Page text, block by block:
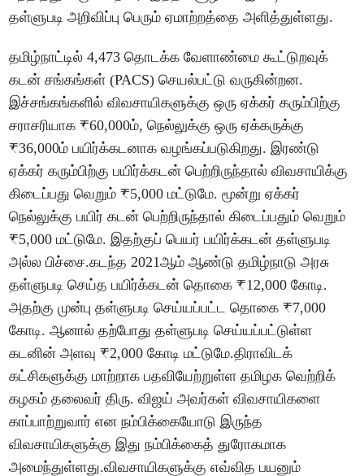
தள்ளுபடி அறிவிப்பு பெரும் ஏமாற்றத்தை அளித்துள்ளது.
தமிழ்நாட்டில் 4,473 தொடக்க வேளாண்மை கூட்டுறவுக்
கடன் சங்கங்கள் (PACS) செயல்பட்டு வருகின்றன.
இச்சங்கங்களில் விவசாயிகளுக்கு ஒரு ஏக்கர் கரும்பிற்கு
சராசரியாக ₹60,000ம், நெல்லுக்கு ஒரு ஏக்கருக்கு
₹36,000ம் பயிர்க்கடனாக வழங்கப்படுகிறது. இரண்டு
ஏக்கர் கரும்பிற்கு பயிர்க்கடன் பெற்றிருந்தால் விவசாயிக்கு
கிடைப்பது வெறும் ₹5,000 மட்டுமே. மூன்று ஏக்கர்
நெல்லுக்கு பயிர் கடன் பெற்றிருந்தால் கிடைப்பதும் வெறும்
₹5,000 மட்டுமே. இதற்குப் பெயர் பயிர்க்கடன் தள்ளுபடி
அல்ல பிச்சை.கடந்த 2021ஆம் ஆண்டு தமிழ்நாடு அரசு
தள்ளுபடி செய்த பயிர்க்கடன் தொகை ₹12,000 கோடி.
அதற்கு முன்பு தள்ளுபடி செய்யப்பட்ட தொகை ₹7,000
கோடி. ஆனால் தற்போது தள்ளுபடி செய்யப்பட்டுள்ள
கடனின் அளவு ₹2,000 கோடி மட்டுமே.திராவிடக்
கட்சிகளுக்கு மாற்றாக பதவியேற்றுள்ள தமிழக வெற்றிக்
கழகம் தலைவர் திரு. விஜய் அவர்கள் விவசாயிகளை
காப்பாற்றுவார் என நம்பிக்கையோடு இருந்த
விவசாயிகளுக்கு இது நம்பிக்கைத் துரோகமாக
அமைந்துள்ளது.விவசாயிகளுக்கு எவ்வித பயனும்